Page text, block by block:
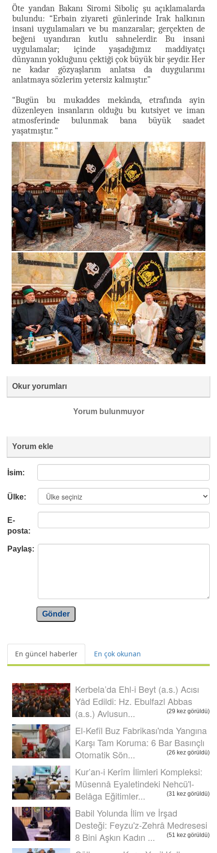
Öte yandan Bakanı Siromi Siboliç şu açıklamalarda
bulundu: “Erbain ziyareti günlerinde Irak halkının
insani uygulamaları ve bu manzaralar; gerçekten de
beğeni uyandıran kutlu sahnelerdir. Bu insani
uygulamalar; içinde yaşadığımız maddiyatçı
dünyanın yokluğunu çektiği çok büyük bir şeydir. Her
ne kadar gözyaşlarım anlatsa da duygularımı
anlatmaya sözlerim yetersiz kalmıştır.”
“Bugün bu mukaddes mekânda, etrafında ayin
düzenleyen insanların olduğu bu kutsiyet ve iman
atmosferinde bulunmak bana büyük saadet
yaşatmıştır. “
Okur yorumları
Yorum bulunmuyor
Yorum ekle
İsim:
Ülke:
E-
posta:
Paylaş:
Gönder
En güncel haberler En çok okunan
Kerbela’da Ehl-i Beyt (a.s.) Acısı
Yâd Edildi: Hz. Ebulfazl Abbas
(a.s.) Avlusun...
(29 kez görüldü)
El-Kefîl Buz Fabrikası'nda Yangına
Karşı Tam Koruma: 6 Bar Basınçlı
Otomatik Sön...
(26 kez görüldü)
Kur’an-i Kerîm İlimleri Kompleksi:
Müsennâ Eyaletindeki Nehcü'l-
Belâga Eğitimler...
(31 kez görüldü)
Babil Yolunda İlim ve İrşad
Desteği: Feyzu'z-Zehrâ Medresesi
8 Bini Aşkın Kadın ...
(51 kez görüldü)